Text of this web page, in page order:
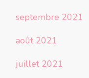
septembre 2021
août 2021
juillet 2021